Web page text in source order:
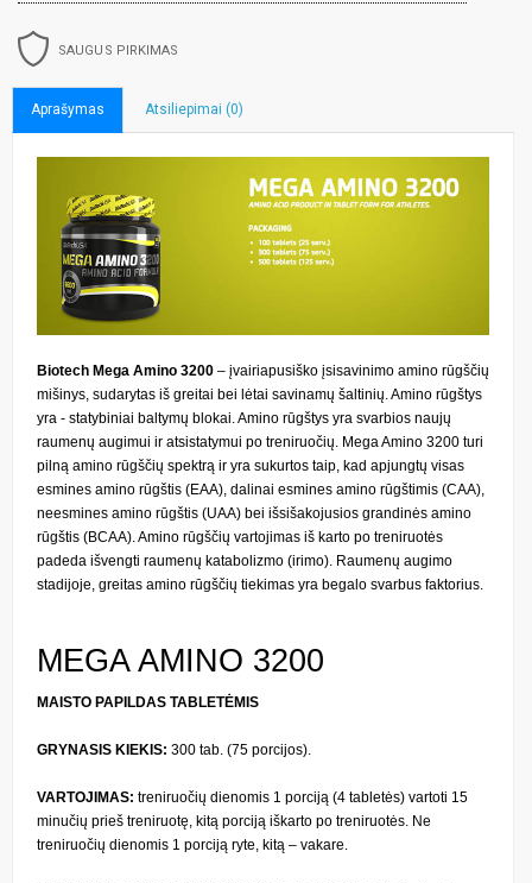
SAUGUS PIRKIMAS
Aprašymas Atsiliepimai (0)
Biotech Mega Amino 3200 – įvairiapusiško įsisavinimo amino rūgščių
mišinys, sudarytas iš greitai bei lėtai savinamų šaltinių. Amino rūgštys
yra - statybiniai baltymų blokai. Amino rūgštys yra svarbios naujų
raumenų augimui ir atsistatymui po treniruočių. Mega Amino 3200 turi
pilną amino rūgščių spektrą ir yra sukurtos taip, kad apjungtų visas
esmines amino rūgštis (EAA), dalinai esmines amino rūgštimis (CAA),
neesmines amino rūgštis (UAA) bei išsišakojusios grandinės amino
rūgštis (BCAA). Amino rūgščių vartojimas iš karto po treniruotės
padeda išvengti raumenų katabolizmo (irimo). Raumenų augimo
stadijoje, greitas amino rūgščių tiekimas yra begalo svarbus faktorius.
MEGA AMINO 3200
MAISTO PAPILDAS TABLETĖMIS
GRYNASIS KIEKIS: 300 tab. (75 porcijos).
VARTOJIMAS: treniruočių dienomis 1 porciją (4 tabletės) vartoti 15
minučių prieš treniruotę, kitą porciją iškarto po treniruotės. Ne
treniruočių dienomis 1 porciją ryte, kitą – vakare.